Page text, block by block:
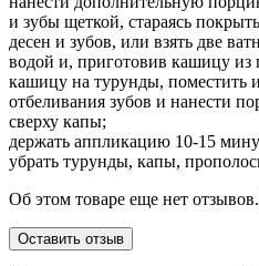
и зубы щеткой, стараясь
десен и зубов, или взять две
водой и, приготовив кашицу из
кашицу на турунды, поместить
отбеливания зубов и нанести
сверху капы;
держать аппликацию 10-15
убрать турунды, капы,
Об этом товаре еще нет
Оставить отзыв